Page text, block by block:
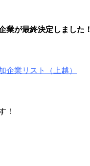
業が最終決定しました！
企業リスト（上越）
！